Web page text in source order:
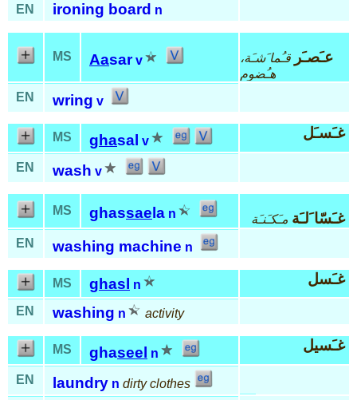
EN ironing board n
MS Aasar v عـَصـَر قـُما َشـَة،
هـُضوم
EN
wring v
MS ghasal v غـَسـَل
EN wash v
MS ghassae la n غـَسّا َلـَة مـَكـَنـَة
EN
washing machine n
MS ghasl n غـَسل
EN washing n activity
MS ghaseel n غـَسيل
EN laundry n dirty clothes